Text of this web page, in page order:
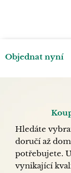
Objednat nyní
Hledáte
doručí až
potřebujete.
vynikající